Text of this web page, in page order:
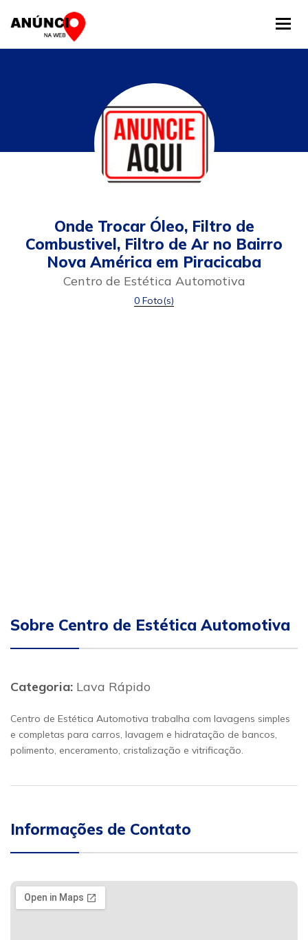
Onde Trocar Óleo, Filtro de
Combustivel, Filtro de Ar no Bairro
Nova América em Piracicaba
Centro de Estética Automotiva
0 Foto(s)
Sobre Centro de Estética Automotiva
Categoria: Lava Rápido
Centro de Estética Automotiva trabalha com lavagens simples
e completas para carros, lavagem e hidratação de bancos,
polimento, enceramento, cristalização e vitrificação.
Informações de Contato